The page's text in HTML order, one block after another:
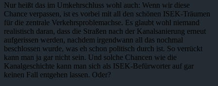
Nur heißt das im Umkehrschluss wohl auch: Wenn wir diese
Chance verpassen, ist es vorbei mit all den schönen ISEK-Träumen
für die zentrale Verkehrsproblemachse. Es glaubt wohl niemand
realistisch daran, dass die Straßen nach der Kanalsanierung erneut
aufgerissen werden, nachdem irgendwann all das nochmal
beschlossen wurde, was eh schon politisch durch ist. So verrückt
kann man ja gar nicht sein. Und solche Chancen wie die
Kanalgeschichte kann man sich als ISEK-Befürworter auf gar
keinen Fall entgehen lassen. Oder?